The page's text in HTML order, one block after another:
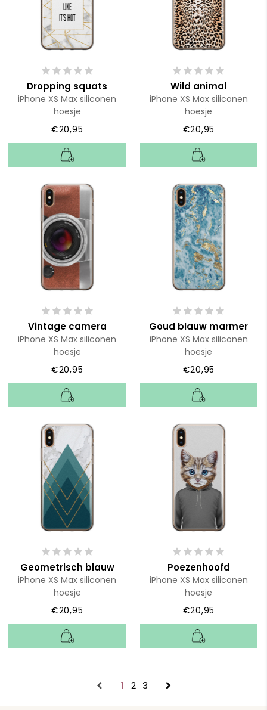
Dropping squats
iPhone XS Max siliconen
hoesje
€20,95
Wild animal
iPhone XS Max siliconen
hoesje
€20,95
Vintage camera
iPhone XS Max siliconen
hoesje
€20,95
Goud blauw marmer
iPhone XS Max siliconen
hoesje
€20,95
Geometrisch blauw
iPhone XS Max siliconen
hoesje
€20,95
Poezenhoofd
iPhone XS Max siliconen
hoesje
€20,95
1 2 3